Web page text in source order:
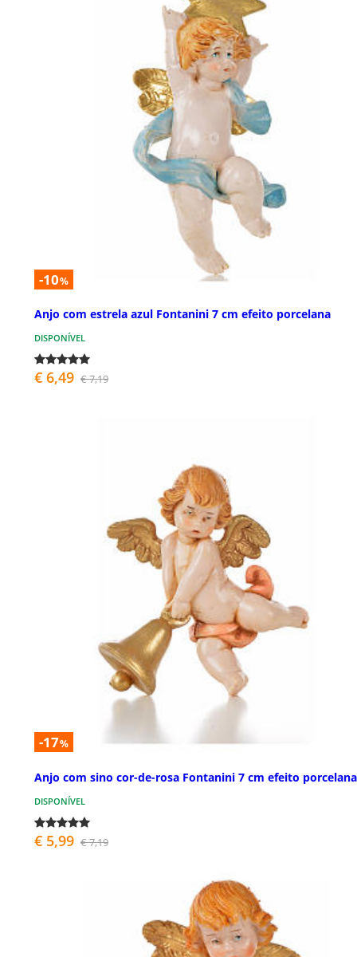
-10%
Anjo com estrela azul Fontanini 7 cm efeito porcelana
DISPONÍVEL
€ 6,49 € 7,19
-17%
Anjo com sino cor-de-rosa Fontanini 7 cm efeito porcelana
DISPONÍVEL
€ 5,99 € 7,19